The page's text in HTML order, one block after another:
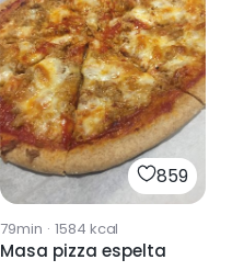
859
79min · 1584 kcal
Masa pizza espelta